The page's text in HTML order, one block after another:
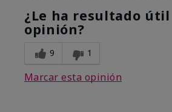
¿Le ha resultado
opinión?
9 1
Marcar esta opinión